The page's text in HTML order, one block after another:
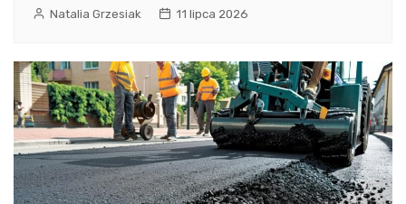
Natalia Grzesiak 11 lipca 2026